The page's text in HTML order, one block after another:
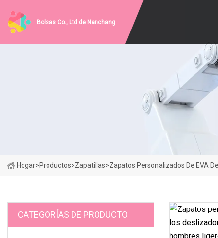
Bolsas Co., Ltd de Nanchang
Hogar>Productos>Zapatillas>Zapatos Personalizados De EVA
CATEGORÍAS DE PRODUCTO